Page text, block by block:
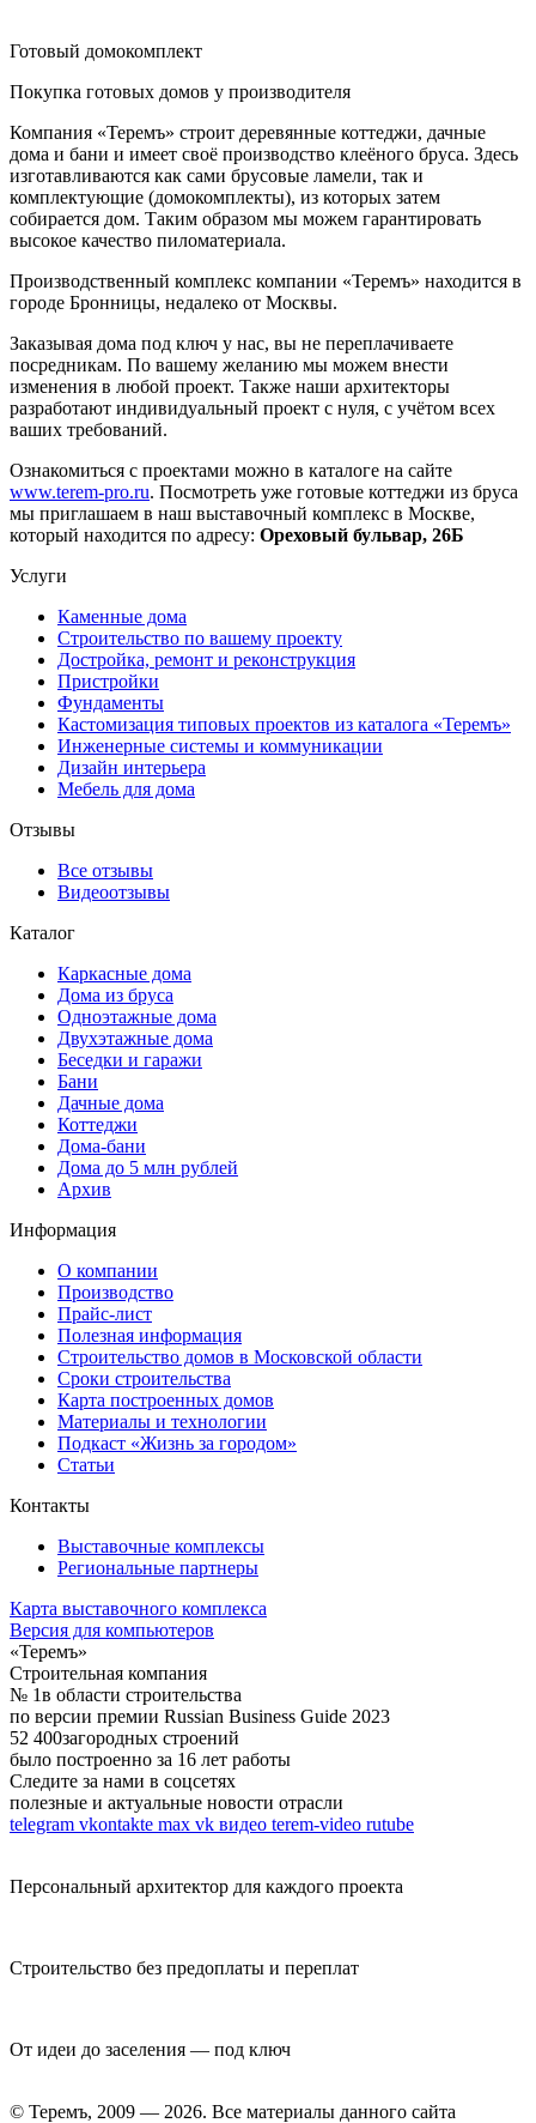
Готовый домокомплект
Покупка готовых домов у производителя
Компания «Теремъ» строит деревянные коттеджи, дачные
дома и бани и имеет своё производство клеёного бруса. Здесь
изготавливаются как сами брусовые ламели, так и
комплектующие (домокомплекты), из которых затем
собирается дом. Таким образом мы можем гарантировать
высокое качество пиломатериала.
Производственный комплекс компании «Теремъ» находится в
городе Бронницы, недалеко от Москвы.
Заказывая дома под ключ у нас, вы не переплачиваете
посредникам. По вашему желанию мы можем внести
изменения в любой проект. Также наши архитекторы
разработают индивидуальный проект с нуля, с учётом всех
ваших требований.
Ознакомиться с проектами можно в каталоге на сайте
www.terem-pro.ru. Посмотреть уже готовые коттеджи из бруса
мы приглашаем в наш выставочный комплекс в Москве,
который находится по адресу: Ореховый бульвар, 26Б
Услуги
Каменные дома
Строительство по вашему проекту
Достройка, ремонт и реконструкция
Пристройки
Фундаменты
Кастомизация типовых проектов из каталога «Теремъ»
Инженерные системы и коммуникации
Дизайн интерьера
Мебель для дома
Отзывы
Все отзывы
Видеоотзывы
Каталог
Каркасные дома
Дома из бруса
Одноэтажные дома
Двухэтажные дома
Беседки и гаражи
Бани
Дачные дома
Коттеджи
Дома-бани
Дома до 5 млн рублей
Архив
Информация
О компании
Производство
Прайс-лист
Полезная информация
Строительство домов в Московской области
Сроки строительства
Карта построенных домов
Материалы и технологии
Подкаст «Жизнь за городом»
Статьи
Контакты
Выставочные комплексы
Региональные партнеры
Карта выставочного комплекса
Версия для компьютеров
«Теремъ»
Строительная компания
№ 1в области строительства
по версии премии Russian Business Guide 2023
52 400загородных строений
было построенно за 16 лет работы
Следите за нами в соцсетях
полезные и актуальные новости отрасли
telegram vkontakte max vk видео terem-video rutube
Персональный архитектор для каждого проекта
Строительство без предоплаты и переплат
От идеи до заселения — под ключ
© Теремъ, 2009 — 2026. Все материалы данного сайта